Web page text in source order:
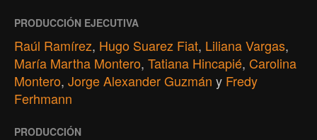
PRODUCCIÓN EJECUTIVA
Raúl Ramírez, Hugo Suarez Fiat, Liliana Vargas,
María Martha Montero, Tatiana Hincapié, Carolina
Montero, Jorge Alexander Guzmán y Fredy
Ferhmann
PRODUCCIÓN